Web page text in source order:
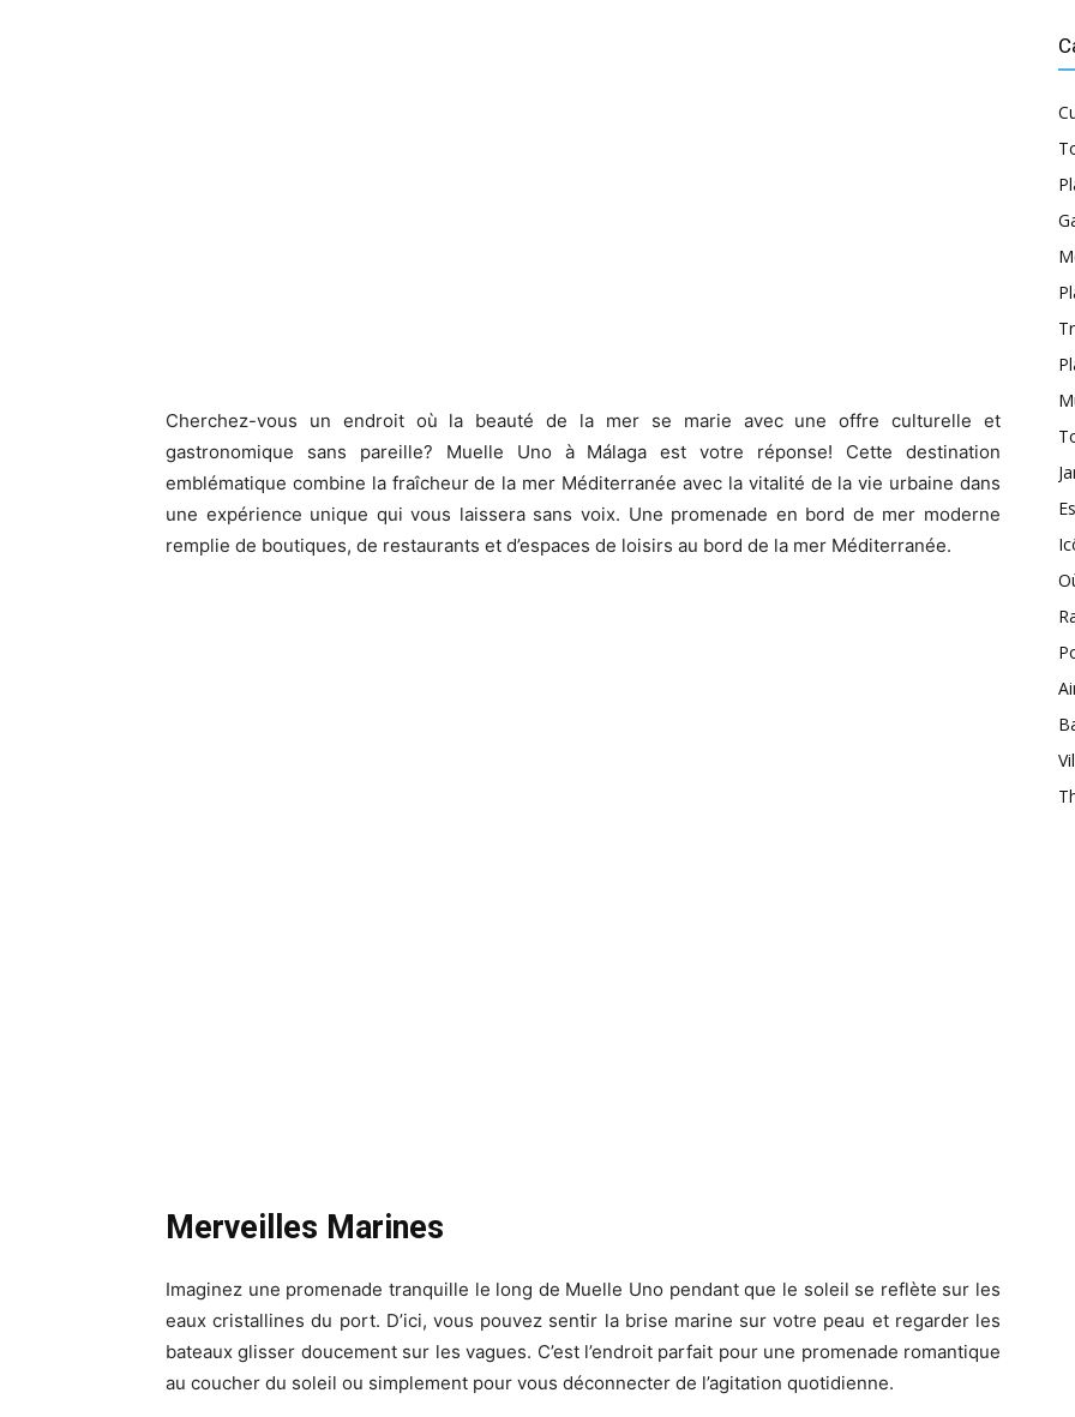
Cherchez-vous un endroit où la beauté de la mer se marie avec une offre culturelle et
gastronomique sans pareille? Muelle Uno à Málaga est votre réponse! Cette destination
emblématique combine la fraîcheur de la mer Méditerranée avec la vitalité de la vie urbaine dans
une expérience unique qui vous laissera sans voix. Une promenade en bord de mer moderne
remplie de boutiques, de restaurants et d’espaces de loisirs au bord de la mer Méditerranée.
Merveilles Marines
Imaginez une promenade tranquille le long de Muelle Uno pendant que le soleil se reflète sur les
eaux cristallines du port. D’ici, vous pouvez sentir la brise marine sur votre peau et regarder les
bateaux glisser doucement sur les vagues. C’est l’endroit parfait pour une promenade romantique
au coucher du soleil ou simplement pour vous déconnecter de l’agitation quotidienne.